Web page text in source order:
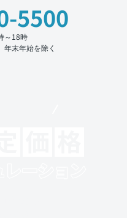
5500
～18時
年末年始を除く